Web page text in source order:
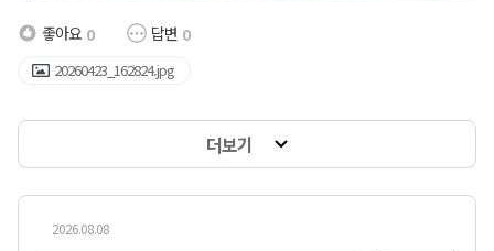
좋아요 0 답변 0
20260423_162824.jpg
더보기
2026.08.08